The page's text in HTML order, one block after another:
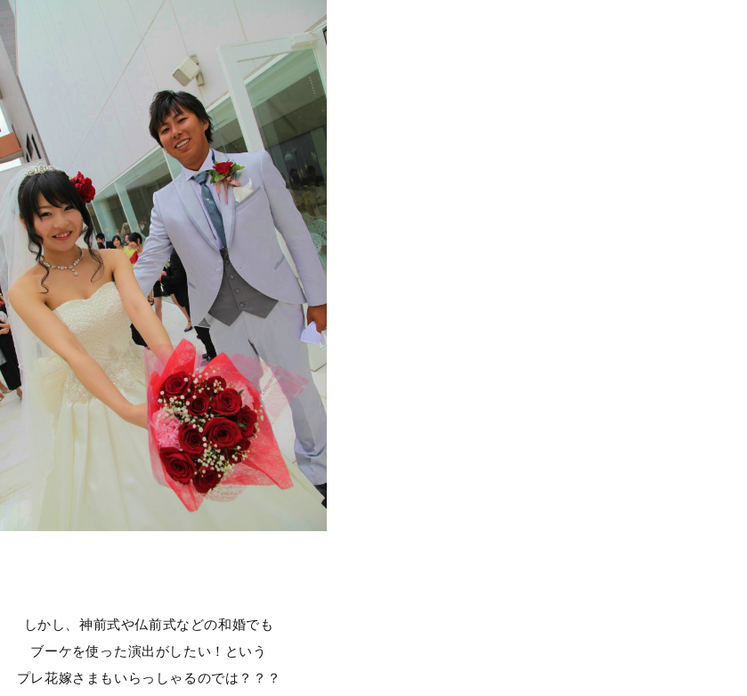
しかし、神前式や仏前式などの和婚でも
ブーケを使った演出がしたい！という
プレ花嫁さまもいらっしゃるのでは？？？